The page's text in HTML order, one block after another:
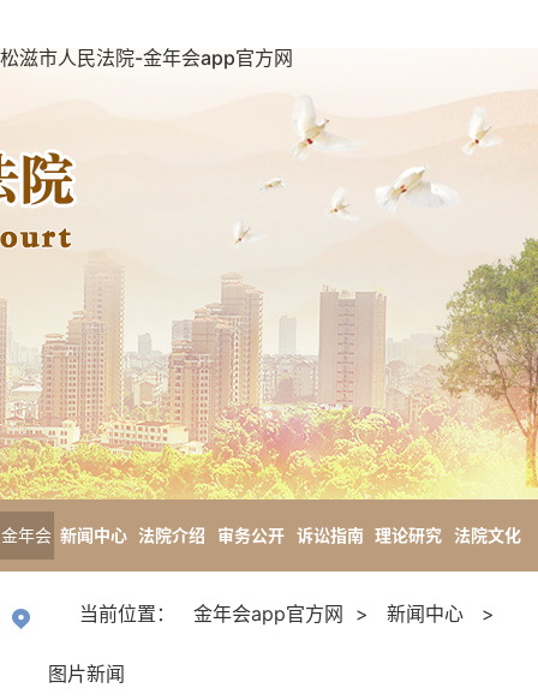
松滋市人民法院-金年会app官方网
金年会
方网
新闻中心 法院介绍 审务公开 诉讼指南 理论研究 法院文化
当前位置： 金年会app官方网 > 新闻中心 >
图片新闻